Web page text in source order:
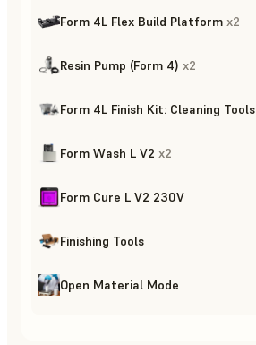
Form 4L Flex Build Platform x2
Resin Pump (Form 4) x2
Form 4L Finish Kit: Cleaning Tools
Form Wash L V2 x2
Form Cure L V2 230V
Finishing Tools
Open Material Mode